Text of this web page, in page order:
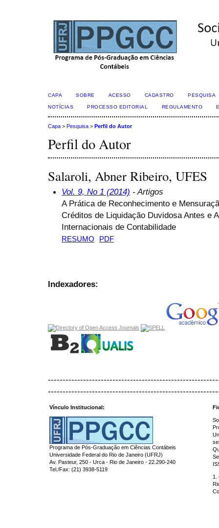
CAPA SOBRE ACESSO CADASTRO PESQUISA
NOTÍCIAS PROCESSO EDITORIAL REGULAMENTO
Capa > Pesquisa > Perfil do Autor
Perfil do Autor
Salaroli, Abner Ribeiro, UFES
Vol. 9, No 1 (2014) - Artigos
A Prática de Reconhecimento e
Créditos de Liquidação Duvidosa Antes e
Internacionais de Contabilidade
RESUMO PDF
Indexadores:
Vínculo Institucional:
Programa de Pós-Graduação em Ciências Contábeis
Universidade Federal do Rio de Janeiro (UFRJ)
Av. Pasteur, 250 - Urca - Rio de Janeiro - 22.290-240
Tel./Fax: (21) 3938-5119
1.